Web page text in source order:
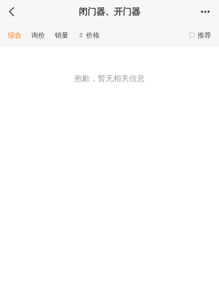
闭门器、开门器
推荐
综合 询价 销量 价格
抱歉，暂无相关信息